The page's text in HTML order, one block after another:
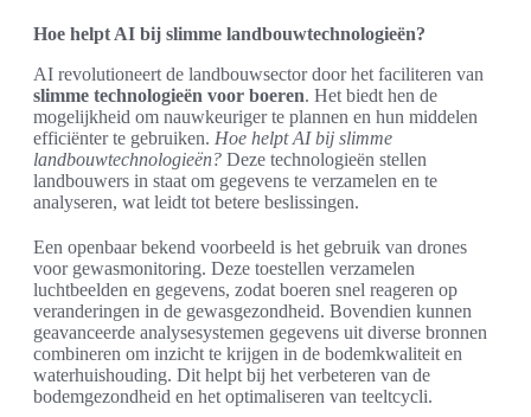
Hoe helpt AI bij slimme landbouwtechnologieën?
AI revolutioneert de landbouwsector door het faciliteren van
slimme technologieën voor boeren. Het biedt hen de
mogelijkheid om nauwkeuriger te plannen en hun middelen
efficiënter te gebruiken. Hoe helpt AI bij slimme
landbouwtechnologieën? Deze technologieën stellen
landbouwers in staat om gegevens te verzamelen en te
analyseren, wat leidt tot betere beslissingen.
Een openbaar bekend voorbeeld is het gebruik van drones
voor gewasmonitoring. Deze toestellen verzamelen
luchtbeelden en gegevens, zodat boeren snel reageren op
veranderingen in de gewasgezondheid. Bovendien kunnen
geavanceerde analysesystemen gegevens uit diverse bronnen
combineren om inzicht te krijgen in de bodemkwaliteit en
waterhuishouding. Dit helpt bij het verbeteren van de
bodemgezondheid en het optimaliseren van teeltcycli.